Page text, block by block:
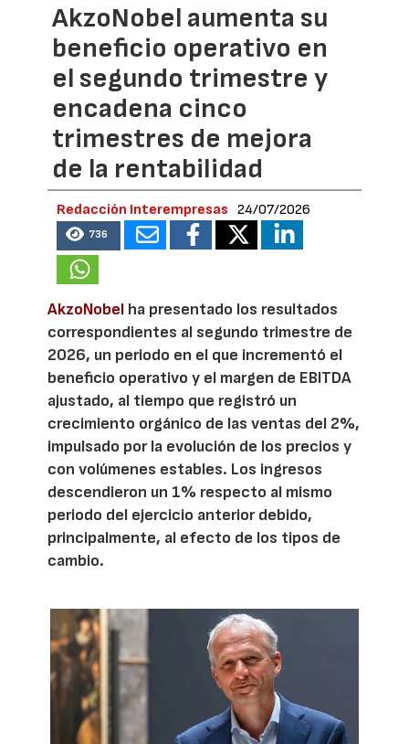
AkzoNobel aumenta su
beneficio operativo en
el segundo trimestre y
encadena cinco
trimestres de mejora
de la rentabilidad
Redacción Interempresas 24/07/2026
736
AkzoNobel ha presentado los resultados
correspondientes al segundo trimestre de
2026, un periodo en el que incrementó el
beneficio operativo y el margen de EBITDA
ajustado, al tiempo que registró un
crecimiento orgánico de las ventas del 2%,
impulsado por la evolución de los precios y
con volúmenes estables. Los ingresos
descendieron un 1% respecto al mismo
periodo del ejercicio anterior debido,
principalmente, al efecto de los tipos de
cambio.